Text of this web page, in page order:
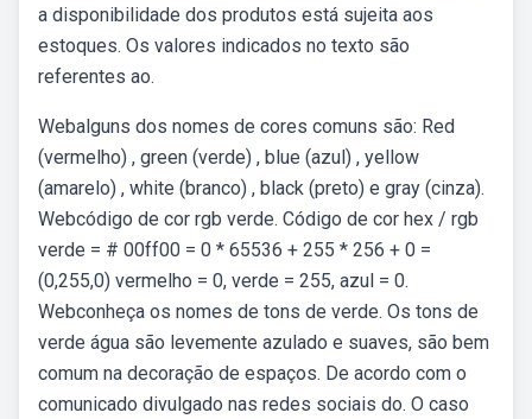
a disponibilidade dos produtos está sujeita aos
estoques. Os valores indicados no texto são
referentes ao.
Webalguns dos nomes de cores comuns são: Red
(vermelho) , green (verde) , blue (azul) , yellow
(amarelo) , white (branco) , black (preto) e gray (cinza).
Webcódigo de cor rgb verde. Código de cor hex / rgb
verde = # 00ff00 = 0 * 65536 + 255 * 256 + 0 =
(0,255,0) vermelho = 0, verde = 255, azul = 0.
Webconheça os nomes de tons de verde. Os tons de
verde água são levemente azulado e suaves, são bem
comum na decoração de espaços. De acordo com o
comunicado divulgado nas redes sociais do. O caso